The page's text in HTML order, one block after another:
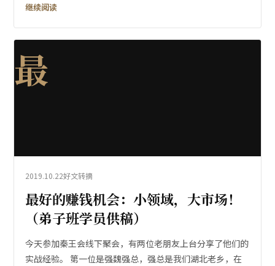
继续阅读
最
2019.10.22好文转摘
最好的赚钱机会：小领域，大市场！
（弟子班学员供稿）
今天参加秦王会线下聚会，有两位老朋友上台分享了他们的
实战经验。 第一位是强魏强总，强总是我们湖北老乡，在